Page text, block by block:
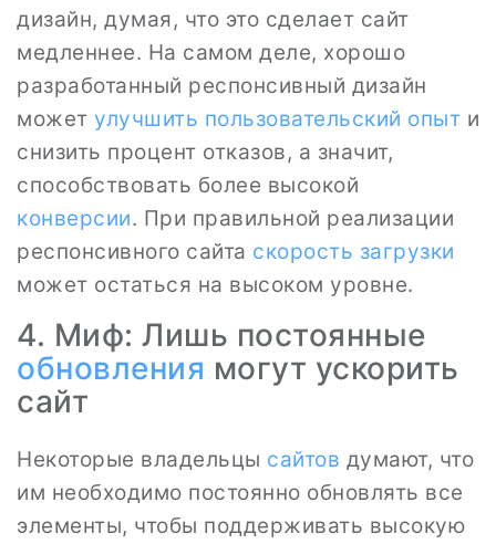
дизайн, думая, что это сделает сайт
медленнее. На самом деле, хорошо
разработанный респонсивный дизайн
может улучшить пользовательский опыт и
снизить процент отказов, а значит,
способствовать более высокой
конверсии. При правильной реализации
респонсивного сайта скорость загрузки
может остаться на высоком уровне.
4. Миф: Лишь постоянные
обновления могут ускорить
сайт
Некоторые владельцы сайтов думают, что
им необходимо постоянно обновлять все
элементы, чтобы поддерживать высокую